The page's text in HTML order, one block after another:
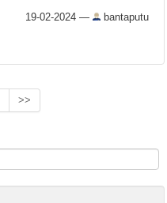
19-02-2024 — bantaputu
>>